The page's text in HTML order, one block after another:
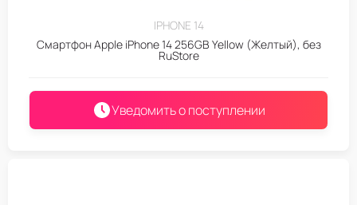
IPHONE 14
Смартфон Apple iPhone 14 256GB Yellow (Желтый), без
RuStore
Уведомить о поступлении